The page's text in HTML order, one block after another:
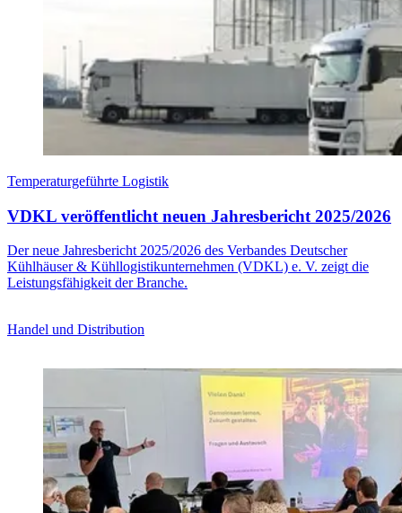
Temperaturgeführte Logistik
VDKL veröffentlicht neuen Jahresbericht 2025/2026
Der neue Jahresbericht 2025/2026 des Verbandes Deutscher
Kühlhäuser & Kühllogistikunternehmen (VDKL) e. V. zeigt die
Leistungsfähigkeit der Branche.
Handel und Distribution